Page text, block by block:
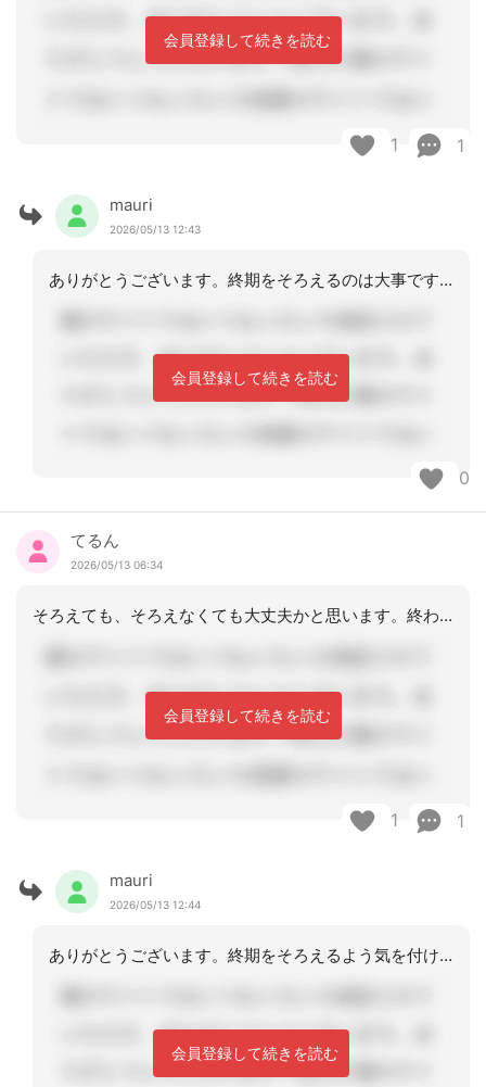
会員登録して続きを読む
1 1
mauri
2026/05/13 12:43
ありがとうございます。終期をそろえるのは大事ですね。
会員登録して続きを読む
0
てるん
2026/05/13 06:34
そろえても、そろえなくても大丈夫かと思います。終わりはそろえた方がいいですね。
会員登録して続きを読む
1 1
mauri
2026/05/13 12:44
ありがとうございます。終期をそろえるよう気を付けていましたが、始まりは？と迷って
会員登録して続きを読む